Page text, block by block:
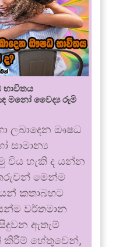
භාවිතය
මනෝ වෛද්‍ය රූමි
ලබාදෙන ඖෂධ
සාමාන්‍ය
විය හැකි ද යන්න
මෙන්ම
කතාබහට
වර්තමාන
ඇතැම්
කිරීම් හේතුවෙන්,